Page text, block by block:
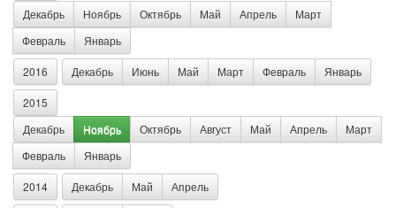
Декабрь
Ноябрь Октябрь Май Апрель
Март
Февраль
Январь
2016 Декабрь Июнь Май Март Февраль Январь
2015
Декабрь
Ноябрь Октябрь Август Май Апрель
Март
Февраль
Январь
2014 Декабрь Май Апрель